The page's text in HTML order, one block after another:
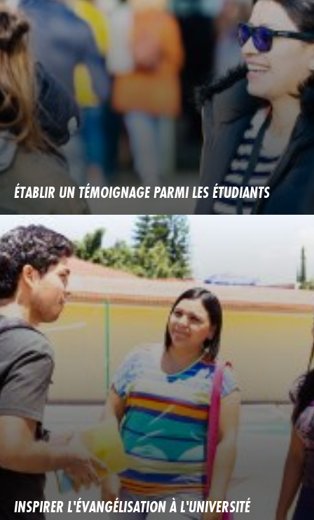
ÉTABLIR UN TÉMOIGNAGE PARMI LES ÉTUDIANTS
INSPIRER L'ÉVANGÉLISATION À L'UNIVERSITÉ